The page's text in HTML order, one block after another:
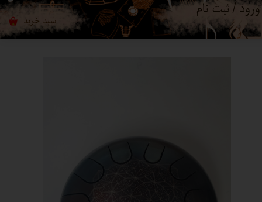
۰ سبد خرید
ورود / ثبت نام